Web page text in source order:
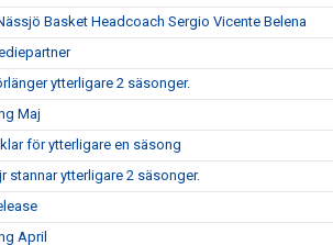
Basket Headcoach Sergio Vicente Belena
ytterligare 2 säsonger.
Maj
för ytterligare en säsong
stannar ytterligare 2 säsonger.
April